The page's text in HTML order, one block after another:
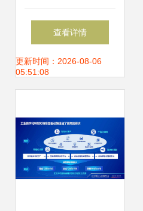
联网服务+” 君宝在
信息服务浪潮中的
查看详情
更新时间：2026-08-06
05:51:08